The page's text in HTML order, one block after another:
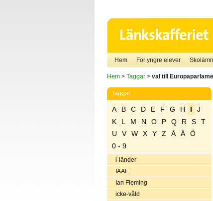
Hem För yngre elever
Hem> Taggar> val till
Taggar
A B C D E F G H I
J
K
L M N O P Q R S
T
U
V W X Y Z Å Ä
Ö
0 - 9
i-länder
IAAF
Ian Fleming
icke-våld